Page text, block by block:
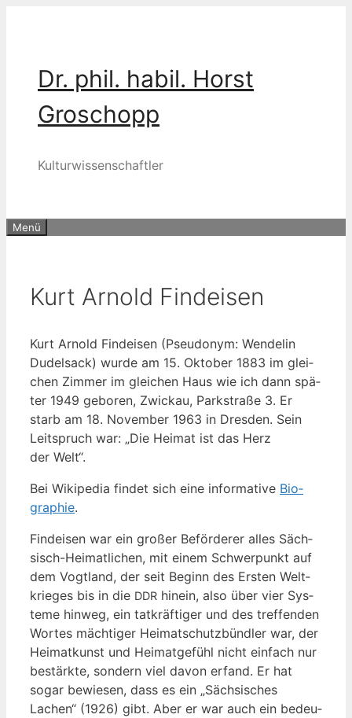
Dr. phil. habil. Horst
Groschopp
Kulturwissenschaftler
Menü
Kurt Arnold Findeisen
Kurt Arnold Find­ei­sen (Pseud­onym: Wen­de­lin
Dudel­sack) wur­de am 15. Okto­ber 1883 im glei­
chen Zim­mer im glei­chen Haus wie ich dann spä­
ter 1949 gebo­ren, Zwi­ckau, Park­stra­ße 3. Er
starb am 18. Novem­ber 1963 in Dres­den. Sein
Leit­spruch war: „Die Hei­mat ist das Herz
der Welt“.
Bei Wiki­pe­dia fin­det sich eine infor­ma­ti­ve Bio­
gra­phie.
Find­ei­sen war ein gro­ßer Beför­de­rer alles Säch­
sisch-Hei­mat­li­chen, mit einem Schwer­punkt auf
dem Vogt­land, der seit Beginn des Ers­ten Welt­
krie­ges bis in die DDR hin­ein, also über vier Sys­
te­me hin­weg, ein tat­kräf­ti­ger und des tref­fen­den
Wor­tes mäch­ti­ger Hei­mat­schutz­bünd­ler war, der
Hei­mat­kunst und Hei­mat­ge­fühl nicht ein­fach nur
bestärk­te, son­dern viel davon erfand. Er hat
sogar bewie­sen, dass es ein „Säch­si­sches
Lachen“ (1926) gibt. Aber er war auch ein bedeu­